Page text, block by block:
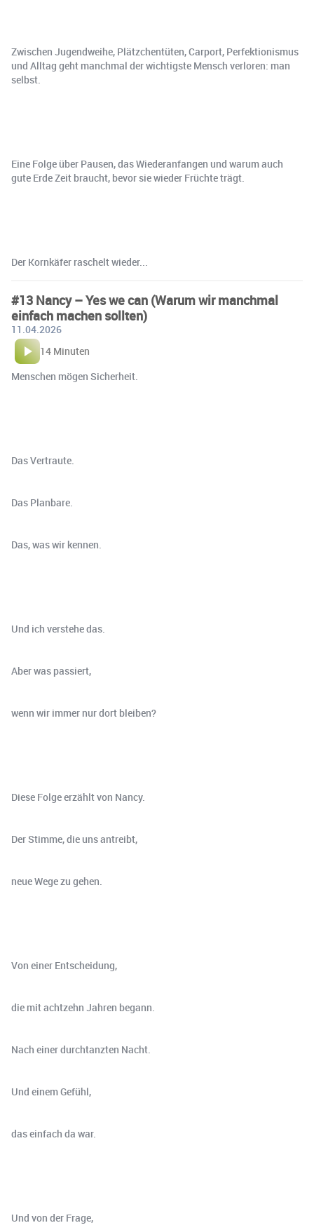
Zwischen Jugendweihe, Plätzchentüten, Carport, Perfektionismus
und Alltag geht manchmal der wichtigste Mensch verloren: man
selbst.
Eine Folge über Pausen, das Wiederanfangen und warum auch
gute Erde Zeit braucht, bevor sie wieder Früchte trägt.
Der Kornkäfer raschelt wieder...
#13 Nancy – Yes we can (Warum wir manchmal
einfach machen sollten)
11.04.2026
14 Minuten
Menschen mögen Sicherheit.
Das Vertraute.
Das Planbare.
Das, was wir kennen.
Und ich verstehe das.
Aber was passiert,
wenn wir immer nur dort bleiben?
Diese Folge erzählt von Nancy.
Der Stimme, die uns antreibt,
neue Wege zu gehen.
Von einer Entscheidung,
die mit achtzehn Jahren begann.
Nach einer durchtanzten Nacht.
Und einem Gefühl,
das einfach da war.
Und von der Frage,